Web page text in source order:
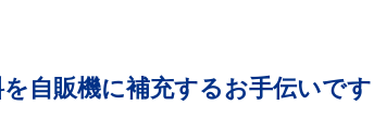
自販機に補充するお手伝いです